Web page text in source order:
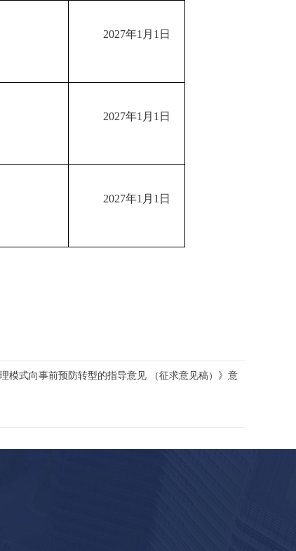
2027年1月1日
2027年1月1日
2027年1月1日
模式向事前预防转型的指导意见 （征求意见稿）》意